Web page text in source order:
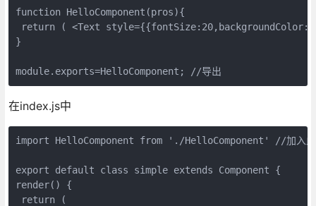
function HelloComponent(pros){
return ( <Text
}
module.exports=HelloComponent; //导出
在index.js中
import HelloComponent from './HelloComponent' //加入
export default class simple extends Component {
render() {
return (